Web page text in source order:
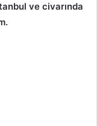
ve civarında